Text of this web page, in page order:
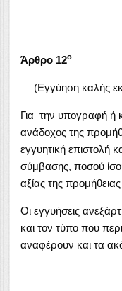
Άρθρο 12o
(Εγγύηση καλής
Για την υπογραφή ή
ανάδοχος της
εγγυητική επιστολή
σύμβασης, ποσού
αξίας της
Οι εγγυήσεις
και τον τύπο που
αναφέρουν και τα